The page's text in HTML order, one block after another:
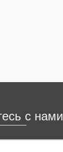
с нами